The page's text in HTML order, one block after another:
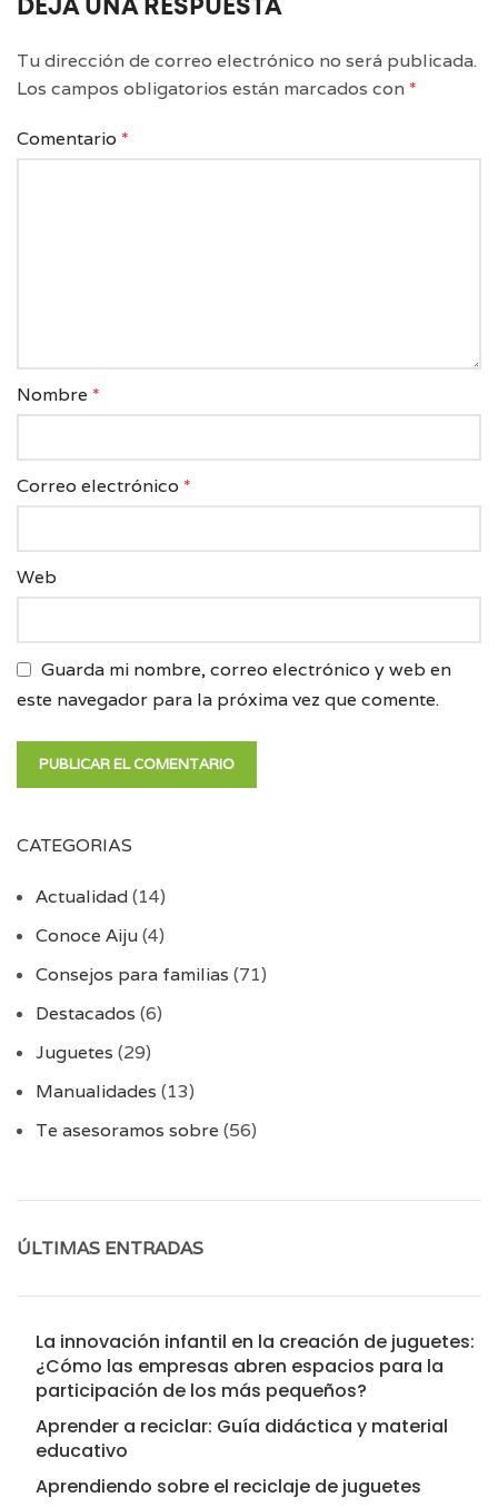
DEJA UNA RESPUESTA
Tu dirección de correo electrónico no será publicada.
Los campos obligatorios están marcados con *
Comentario *
Nombre *
Correo electrónico *
Web
Guarda mi nombre, correo electrónico y web en
este navegador para la próxima vez que comente.
CATEGORIAS
Actualidad(14)
Conoce Aiju(4)
Consejos para familias (71)
Destacados (6)
Juguetes (29)
Manualidades (13)
Te asesoramos sobre (56)
ÚLTIMAS ENTRADAS
La innovación infantil en la creación de juguetes:
¿Cómo las empresas abren espacios para la
participación de los más pequeños?
Aprender a reciclar: Guía didáctica y material
educativo
Aprendiendo sobre el reciclaje de juguetes